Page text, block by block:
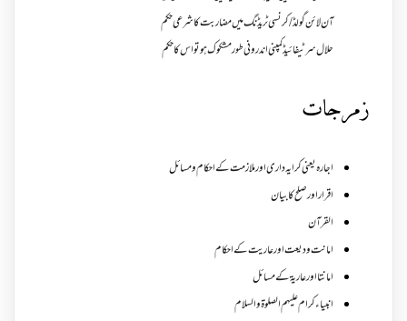
آن لائن گولڈ /کرنسی ٹریڈنگ میں مضاربت کا شرعی حکم
حلال سرٹیفائیڈ کمپنی اندرونی طور مشکوک ہو تو اس کا حکم
زمرجات
اجارہ یعنی کرایہ داری اور ملازمت کے احکام و مسائل
اقرار اور صلح کا بیان
القرآن
امانت ودیعت اورعاریت کے احکام
امانتا اور عاریة کے مسائل
انبیاء کرام علیہم الصلوۃ والسلام